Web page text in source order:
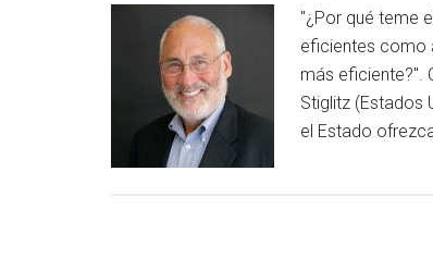
"¿Por qué teme
eficientes como
más eficiente?".
Stiglitz (Estados
el Estado